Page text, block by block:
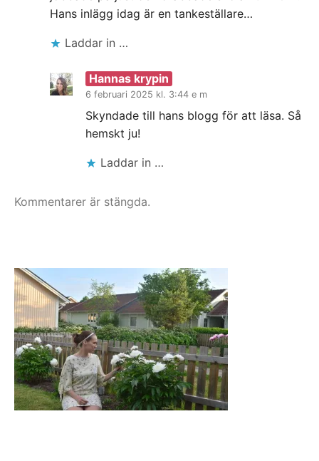
Hans inlägg idag är en tankeställare…
Laddar in …
Hannas krypin
6 februari 2025 kl. 3:44 e m
Skyndade till hans blogg för att läsa. Så
hemskt ju!
Laddar in …
Kommentarer är stängda.